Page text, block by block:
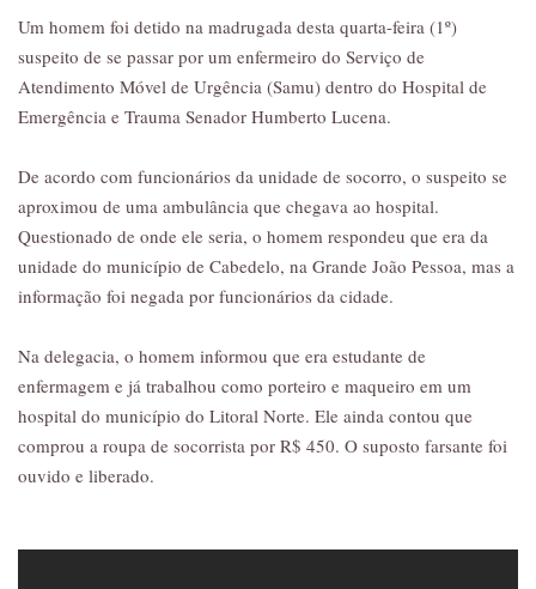
Um homem foi detido na madrugada desta quarta-feira (1º)
suspeito de se passar por um enfermeiro do Serviço de
Atendimento Móvel de Urgência (Samu) dentro do Hospital de
Emergência e Trauma Senador Humberto Lucena.
De acordo com funcionários da unidade de socorro, o suspeito se
aproximou de uma ambulância que chegava ao hospital.
Questionado de onde ele seria, o homem respondeu que era da
unidade do município de Cabedelo, na Grande João Pessoa, mas a
informação foi negada por funcionários da cidade.
Na delegacia, o homem informou que era estudante de
enfermagem e já trabalhou como porteiro e maqueiro em um
hospital do município do Litoral Norte. Ele ainda contou que
comprou a roupa de socorrista por R$ 450. O suposto farsante foi
ouvido e liberado.